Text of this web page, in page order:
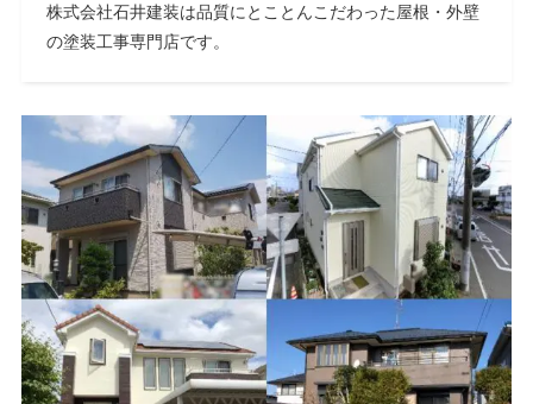
株式会社石井建装は品質にとことんこだわった屋根・外壁
の塗装工事専門店です。